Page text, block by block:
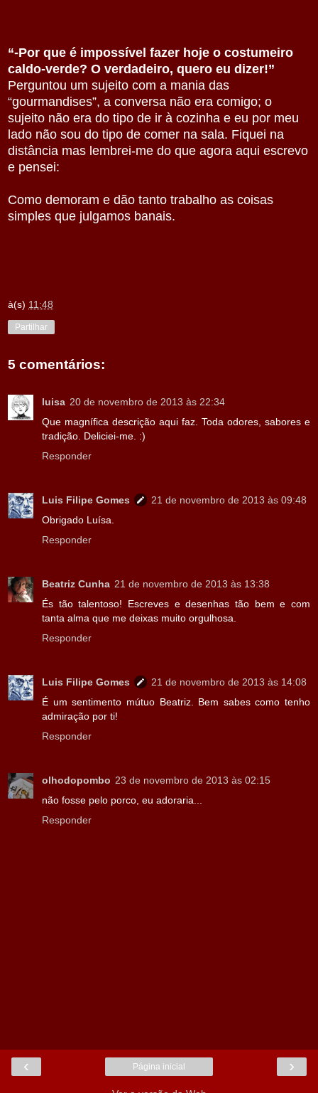
“-Por que é impossível fazer hoje o costumeiro
caldo-verde? O verdadeiro, quero eu dizer!”
Perguntou um sujeito com a mania das
“gourmandises”, a conversa não era comigo; o
sujeito não era do tipo de ir à cozinha e eu por meu
lado não sou do tipo de comer na sala. Fiquei na
distância mas lembrei-me do que agora aqui escrevo
e pensei:
Como demoram e dão tanto trabalho as coisas
simples que julgamos banais.
à(s) 11:48
Partilhar
5 comentários:
luisa 20 de novembro de 2013 às 22:34
Que magnífica descrição aqui faz. Toda odores, sabores e
tradição. Deliciei-me. :)
Responder
Luis Filipe Gomes
21 de novembro de 2013 às 09:48
Obrigado Luísa.
Responder
Beatriz Cunha 21 de novembro de 2013 às 13:38
És tão talentoso! Escreves e desenhas tão bem e com
tanta alma que me deixas muito orgulhosa.
Responder
Luis Filipe Gomes
21 de novembro de 2013 às 14:08
É um sentimento mútuo Beatriz. Bem sabes como tenho
admiração por ti!
Responder
olhodopombo 23 de novembro de 2013 às 02:15
não fosse pelo porco, eu adoraria...
Responder
‹ ›
Página inicial